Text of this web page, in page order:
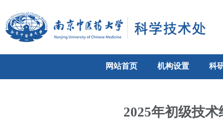
网站首页 机构设置 科
2025年初级技